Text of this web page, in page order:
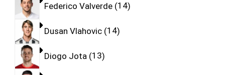
Federico Valverde 14
Dusan Vlahovic 14
Diogo Jota 13